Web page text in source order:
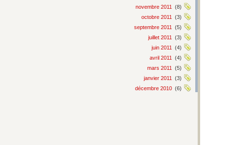
novembre 2011
(8)
octobre 2011
(3)
septembre 2011
(5)
juillet 2011
(3)
juin 2011
(4)
avril 2011
(4)
mars 2011
(5)
janvier 2011
(3)
décembre 2010 (6)